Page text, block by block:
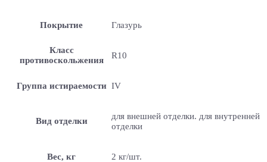
Покрытие Глазурь
Класс
противоскольжения
R10
Группа истираемости IV
Вид отделки
для внешней отделки. для внутренней
отделки
Вес, кг 2 кг/шт.